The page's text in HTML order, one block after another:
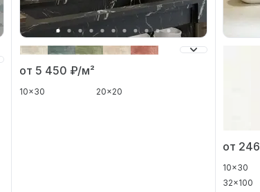
от 5 450 ₽/м²
10x30 20x20
от 246
10x30
32x100